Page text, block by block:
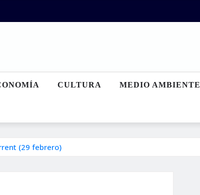
CULTURA MEDIO AMBIENTE
(29 febrero)